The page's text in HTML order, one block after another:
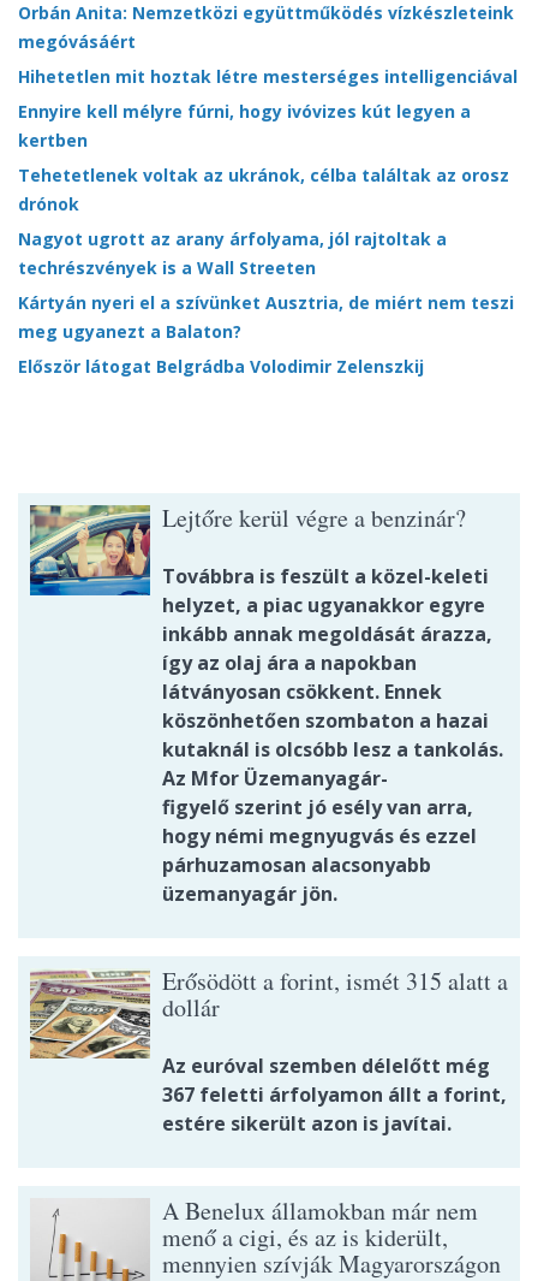
Orbán Anita: Nemzetközi együttműködés vízkészleteink
megóvásáért
Hihetetlen mit hoztak létre mesterséges intelligenciával
Ennyire kell mélyre fúrni, hogy ivóvizes kút legyen a
kertben
Tehetetlenek voltak az ukránok, célba találtak az orosz
drónok
Nagyot ugrott az arany árfolyama, jól rajtoltak a
techrészvények is a Wall Streeten
Kártyán nyeri el a szívünket Ausztria, de miért nem teszi
meg ugyanezt a Balaton?
Először látogat Belgrádba Volodimir Zelenszkij
Lejtőre kerül végre a benzinár?
Továbbra is feszült a közel-keleti
helyzet, a piac ugyanakkor egyre
inkább annak megoldását árazza,
így az olaj ára a napokban
látványosan csökkent. Ennek
köszönhetően szombaton a hazai
kutaknál is olcsóbb lesz a tankolás.
Az Mfor Üzemanyagár-
figyelő szerint jó esély van arra,
hogy némi megnyugvás és ezzel
párhuzamosan alacsonyabb
üzemanyagár jön.
Erősödött a forint, ismét 315 alatt a
dollár
Az euróval szemben délelőtt még
367 feletti árfolyamon állt a forint,
estére sikerült azon is javítai.
A Benelux államokban már nem
menő a cigi, és az is kiderült,
mennyien szívják Magyarországon